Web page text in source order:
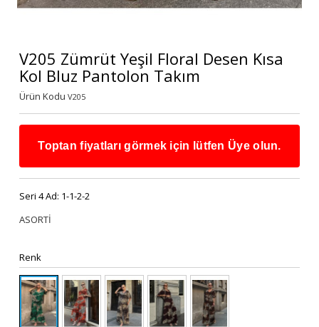
V205 Zümrüt Yeşil Floral Desen Kısa
Kol Bluz Pantolon Takım
Ürün Kodu V205
Toptan fiyatları görmek için lütfen Üye olun.
Seri 4 Ad: 1-1-2-2
ASORTİ
Renk